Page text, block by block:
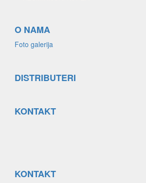
O NAMA
Foto galerija
DISTRIBUTERI
KONTAKT
KONTAKT